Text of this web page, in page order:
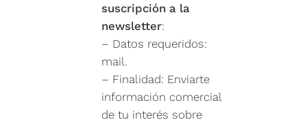
suscripción a la
newsletter:
– Datos requeridos:
mail.
– Finalidad: Enviarte
información comercial
de tu interés sobre